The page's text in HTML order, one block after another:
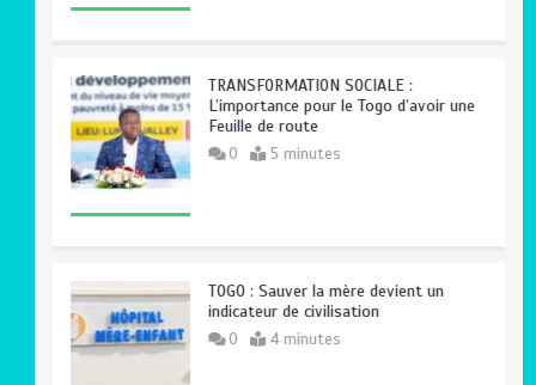
TRANSFORMATION SOCIALE :
L’importance pour le Togo d’avoir une
Feuille de route
0 5 minutes
TOGO : Sauver la mère devient un
indicateur de civilisation
0 4 minutes